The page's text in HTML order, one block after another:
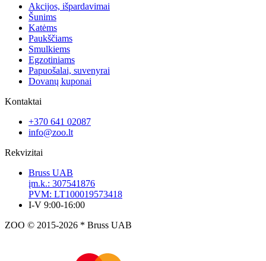
Akcijos, išpardavimai
Šunims
Katėms
Paukščiams
Smulkiems
Egzotiniams
Papuošalai, suvenyrai
Dovanų kuponai
Kontaktai
+370 641 02087
info@zoo.lt
Rekvizitai
Bruss UAB
įm.k.: 307541876
PVM: LT100019573418
I-V 9:00-16:00
ZOO © 2015-2026 * Bruss UAB